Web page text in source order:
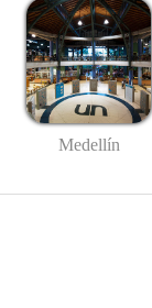
Medellín